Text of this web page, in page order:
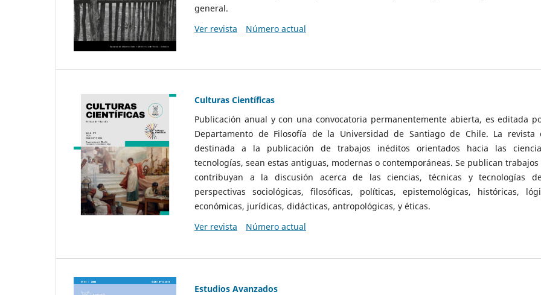
general.
Ver revista
Número actual
Culturas Científicas
Publicación anual y con una convocatoria permanentemente abierta, es editada
Departamento de Filosofía de la Universidad de Santiago de Chile. La revista
destinada a la publicación de trabajos inéditos orientados hacia las
tecnologías, sean estas antiguas, modernas o contemporáneas. Se publican
contribuyan a la discusión acerca de las ciencias, técnicas y tecnologías
perspectivas sociológicas, filosóficas, políticas, epistemológicas, históricas,
económicas, jurídicas, didácticas, antropológicas, y éticas.
Ver revista
Número actual
Estudios Avanzados